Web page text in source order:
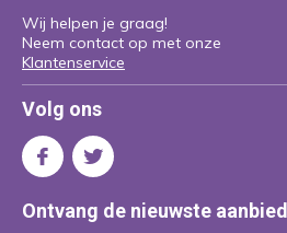
Wij helpen je graag!
Neem contact op met onze
Klantenservice
Volg ons
Ontvang de nieuwste